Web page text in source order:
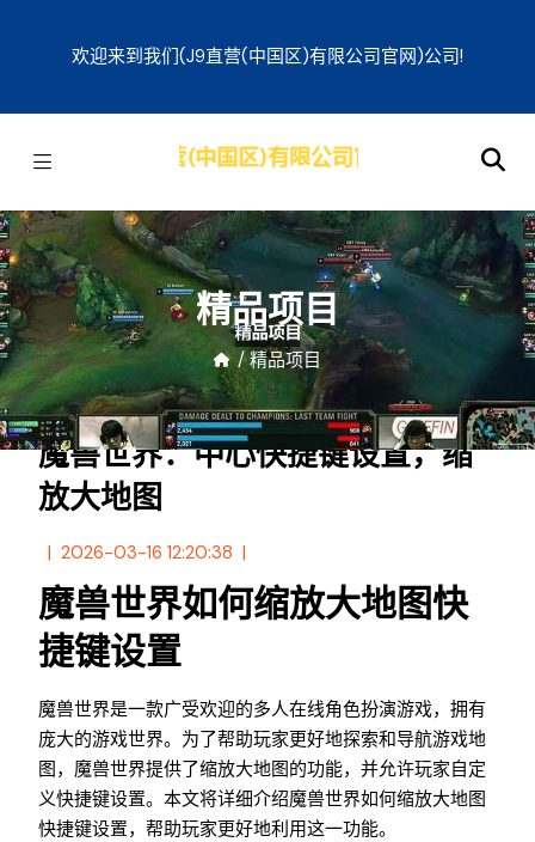
欢迎来到我们(j9直营(中国区)有限公司官网)公司!
精品项目
/ 精品项目
魔兽世界：中心快捷键设置，缩
放大地图
2026-03-16 12:20:38
魔兽世界如何缩放大地图快
捷键设置
魔兽世界是一款广受欢迎的多人在线角色扮演游戏，拥有
庞大的游戏世界。为了帮助玩家更好地探索和导航游戏地
图，魔兽世界提供了缩放大地图的功能，并允许玩家自定
义快捷键设置。本文将详细介绍魔兽世界如何缩放大地图
快捷键设置，帮助玩家更好地利用这一功能。